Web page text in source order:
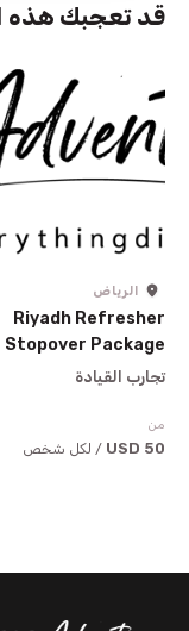
قد تعجبك هذه
الرياض
Riyadh Refresher
Stopover Package
تجارب القيادة
من
50 USD / لكل شخص